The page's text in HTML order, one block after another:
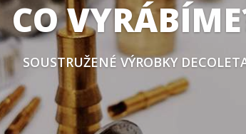
CO
SOUSTRUŽENÉ VÝROBKY